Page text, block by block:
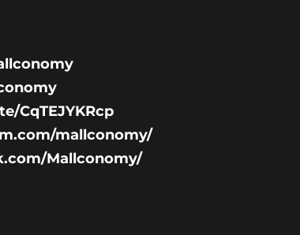
CqTEJYKRcp
mallconomy/
Mallconomy/